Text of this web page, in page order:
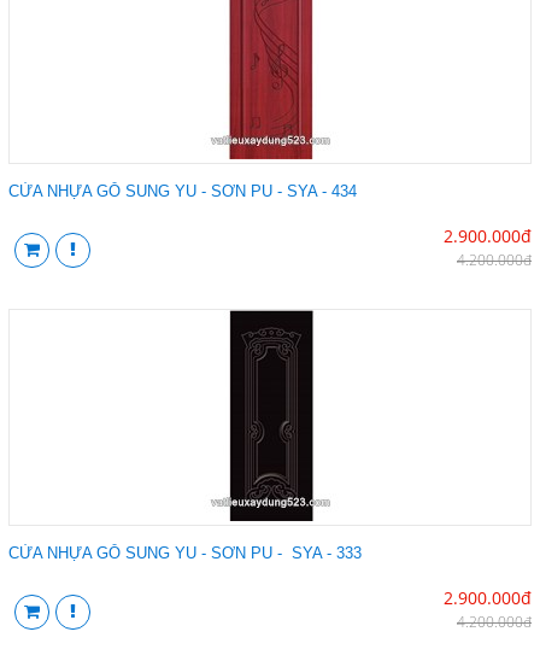
CỬA NHỰA GỖ SUNG YU - SƠN PU - SYA - 434
2.900.000đ
4.200.000đ
CỬA NHỰA GỖ SUNG YU - SƠN PU - SYA - 333
2.900.000đ
4.200.000đ